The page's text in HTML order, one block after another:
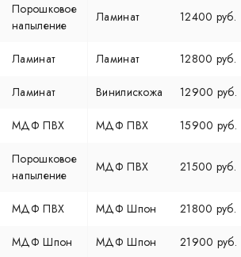
Порошковое
напыление
Ламинат 12400 руб.
Ламинат Ламинат 12800 руб.
Ламинат Винилискожа 12900 руб.
МДФ ПВХ МДФ ПВХ 15900 руб.
Порошковое
напыление
МДФ ПВХ 21500 руб.
МДФ ПВХ МДФ Шпон 21800 руб.
МДФ Шпон МДФ Шпон 21900 руб.